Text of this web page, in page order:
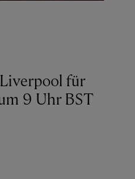
für
9 Uhr BST